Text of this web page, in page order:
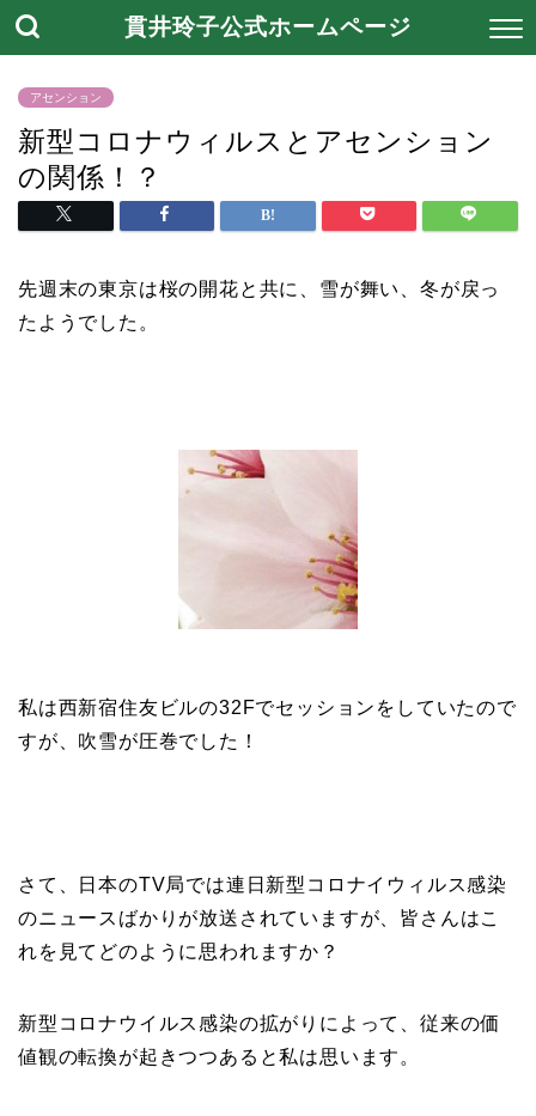
貫井玲子公式ホームページ
アセンション
新型コロナウィルスとアセンション
の関係！？
先週末の東京は桜の開花と共に、雪が舞い、冬が戻っ
たようでした。
私は西新宿住友ビルの32Fでセッションをしていたので
すが、吹雪が圧巻でした！
さて、日本のTV局では連日新型コロナイウィルス感染
のニュースばかりが放送されていますが、皆さんはこ
れを見てどのように思われますか？
新型コロナウイルス感染の拡がりによって、従来の価
値観の転換が起きつつあると私は思います。